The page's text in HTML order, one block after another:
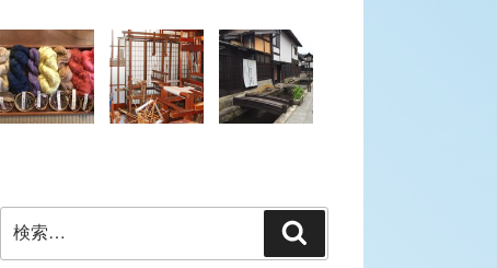
索:
索